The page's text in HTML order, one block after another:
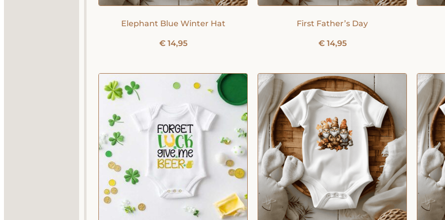
Elephant Blue Winter Hat
€14,95
First Father’s Day
€14,95